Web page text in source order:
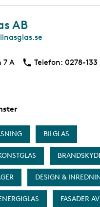
AB
7 A
Telefon: Telefon
0278-133
BILGLAS
DESIGN &
FASADER